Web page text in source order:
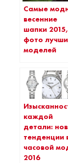
Самые
весенние
шапки 2015,
фото
моделей
каждой
детали:
тенденции
часовой
2016